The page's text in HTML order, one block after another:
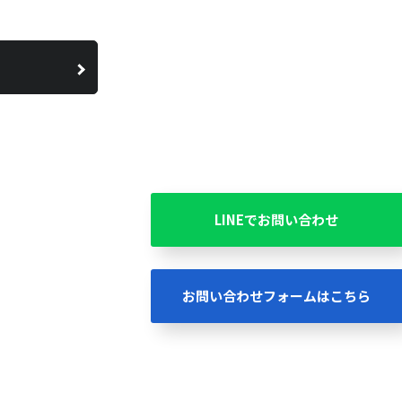
LINEでお問い合わせ
お問い合わせフォームはこちら